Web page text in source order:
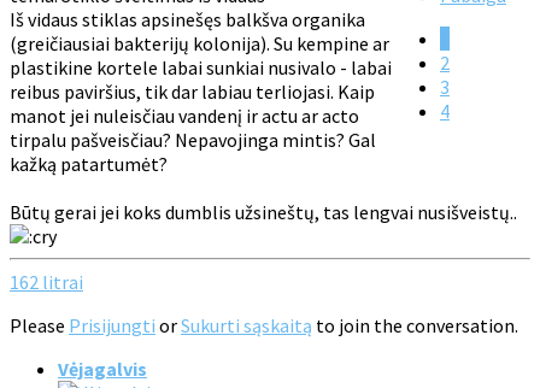
2
3
4
Iš vidaus stiklas apsinešęs balkšva organika
(greičiausiai bakterijų kolonija). Su kempine ar
plastikine kortele labai sunkiai nusivalo - labai
reibus paviršius, tik dar labiau terliojasi. Kaip
manot jei nuleisčiau vandenį ir actu ar acto
tirpalu pašveisčiau? Nepavojinga mintis? Gal
kažką patartumėt?
Būtų gerai jei koks dumblis užsineštų, tas lengvai nusišveistų..
162 litrai
Please Prisijungti orSukurti sąskaitą to join the conversation.
Vėjagalvis